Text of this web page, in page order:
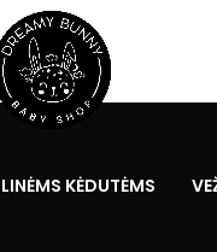
KĖDUTĖMS